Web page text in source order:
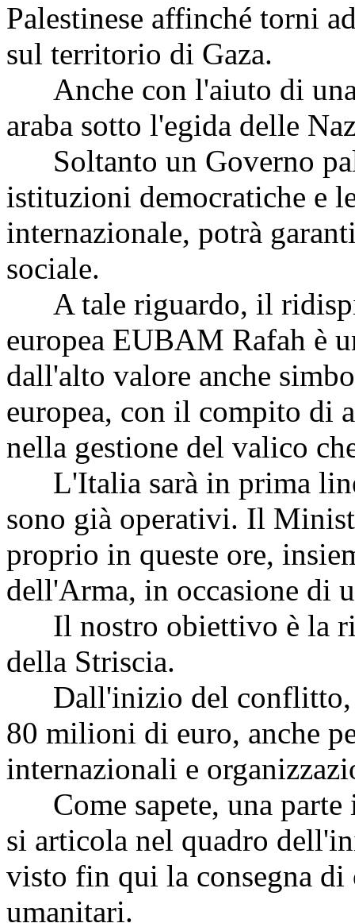
Palestinese affinché torni
sul territorio di Gaza.
Anche con l'aiuto di una
araba sotto l'egida delle
Soltanto un Governo
istituzioni democratiche e
internazionale, potrà
sociale.
A tale riguardo, il
europea EUBAM Rafah è
dall'alto valore anche
europea, con il compito di
nella gestione del valico
L'Italia sarà in prima
sono già operativi. Il
proprio in queste ore,
dell'Arma, in occasione di
Il nostro obiettivo è la
della Striscia.
Dall'inizio del conflitto, il
80 milioni di euro, anche
internazionali e
Come sapete, una parte
si articola nel quadro
visto fin qui la consegna
umanitari.